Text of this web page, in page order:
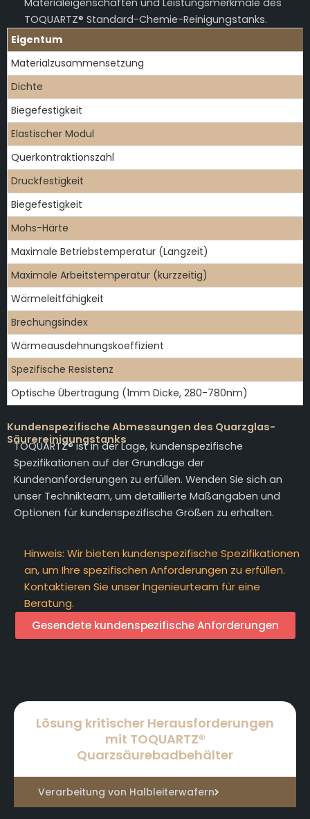
Materialeigenschaften und Leistungsmerkmale des
TOQUARTZ® Standard-Chemie-Reinigungstanks.
Eigentum
Materialzusammensetzung
Dichte
Biegefestigkeit
Elastischer Modul
Querkontraktionszahl
Druckfestigkeit
Biegefestigkeit
Mohs-Härte
Maximale Betriebstemperatur (Langzeit)
Maximale Arbeitstemperatur (kurzzeitig)
Wärmeleitfähigkeit
Brechungsindex
Wärmeausdehnungskoeffizient
Spezifische Resistenz
Optische Übertragung (1mm Dicke, 280-780nm)
Kundenspezifische Abmessungen des Quarzglas-
Säurereinigungstanks
TOQUARTZ® ist in der Lage, kundenspezifische
Spezifikationen auf der Grundlage der
Kundenanforderungen zu erfüllen. Wenden Sie sich an
unser Technikteam, um detaillierte Maßangaben und
Optionen für kundenspezifische Größen zu erhalten.
Hinweis: Wir bieten kundenspezifische Spezifikationen
an, um Ihre spezifischen Anforderungen zu erfüllen.
Kontaktieren Sie unser Ingenieurteam für eine
Beratung.
Gesendete kundenspezifische Anforderungen
Lösung kritischer Herausforderungen
mit TOQUARTZ®
Quarzsäurebadbehälter
Verarbeitung von Halbleiterwafern